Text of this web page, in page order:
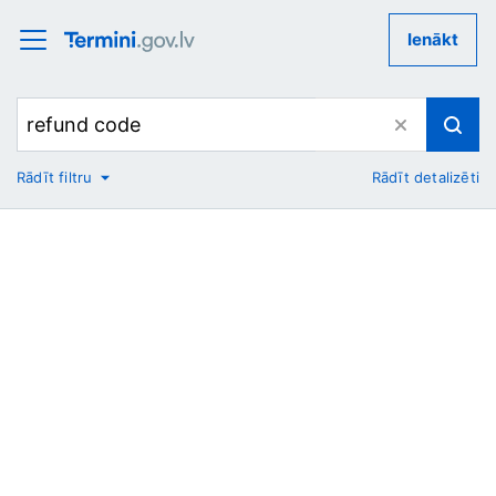
Ienākt
No
Rādīt filtru Rādīt detalizēti